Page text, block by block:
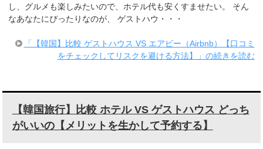
し、グルメも楽しみたいので、ホテル代も安くすませたい。 そん
なあなたにぴったりなのが、 ゲストハウ・・・
「【韓国】比較 ゲストハウス VS エアビー（Airbnb）【口コミ
をチェックしてリスクを避ける方法】」の続きを読む
【韓国旅行】比較 ホテル VS ゲストハウス どっち
がいいの【メリットを生かして予約する】